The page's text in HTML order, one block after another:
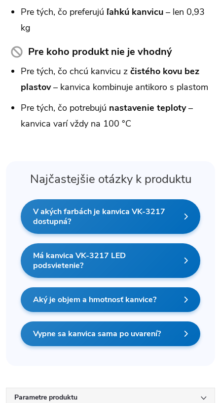
Pre tých, čo preferujú ľahkú kanvicu – len 0,93
kg
Pre koho produkt nie je vhodný
Pre tých, čo chcú kanvicu z čistého kovu bez
plastov– kanvica kombinuje antikoro s plastom
Pre tých, čo potrebujú nastavenie teploty–
kanvica varí vždy na 100 °C
Najčastejšie otázky k produktu
V akých farbách je kanvica VK-3217
dostupná?
Má kanvica VK-3217 LED
podsvietenie?
Aký je objem a hmotnosť kanvice?
Vypne sa kanvica sama po uvarení?
Parametre produktu